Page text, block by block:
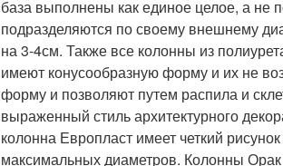
база выполнены как единое целое, а не
подразделяются по своему внешнему
на 3-4см. Также все колонны из
имеют конусообразную форму и их не
форму и позволяют путем распила и
выраженный стиль архитектурного
колонна Европласт имеет четкий
максимальных диаметров. Колонны